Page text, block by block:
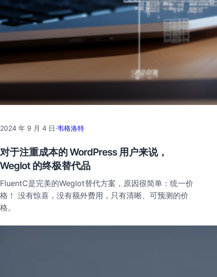
2024 年 9 月 4 日·韦格洛特
对于注重成本的 WordPress 用户来说，
Weglot 的终极替代品
FluentC是完美的Weglot替代方案，原因很简单：统一价
格！ 没有惊喜，没有额外费用，只有清晰、可预测的价
格。